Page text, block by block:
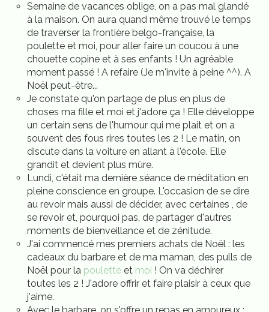
Semaine de vacances oblige, on a pas mal glandé
à la maison. On aura quand même trouvé le temps
de traverser la frontière belgo-française, la
poulette et moi, pour aller faire un coucou à une
chouette copine et à ses enfants ! Un agréable
moment passé ! A refaire (Je m'invite à peine ^^). A
Noël peut-être...
Je constate qu'on partage de plus en plus de
choses ma fille et moi et j'adore ça ! Elle développe
un certain sens de l'humour qui me plait et on a
souvent des fous rires toutes les 2 ! Le matin, on
discute dans la voiture en allant à l'école. Elle
grandit et devient plus mûre.
Lundi, c'était ma dernière séance de méditation en
pleine conscience en groupe. L'occasion de se dire
au revoir mais aussi de décider, avec certaines , de
se revoir et, pourquoi pas, de partager d'autres
moments de bienveillance et de zénitude.
J'ai commencé mes premiers achats de Noël : les
cadeaux du barbare et de ma maman, des pulls de
Noël pour la poulette et moi ! On va déchirer
toutes les 2 ! J'adore offrir et faire plaisir à ceux que
j'aime.